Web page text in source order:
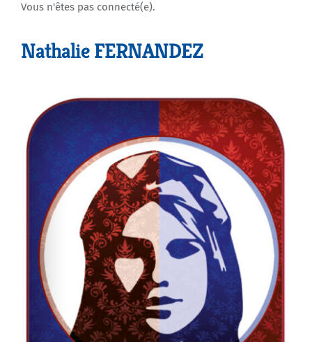
Agenda
Vous n'êtes pas connecté(e).
Nathalie FERNANDEZ